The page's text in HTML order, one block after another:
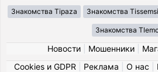
Знакомства Tipaza Знакомства
Знакомства
Новости| Мошенники|
Cookies и GDPR
Реклама О нас